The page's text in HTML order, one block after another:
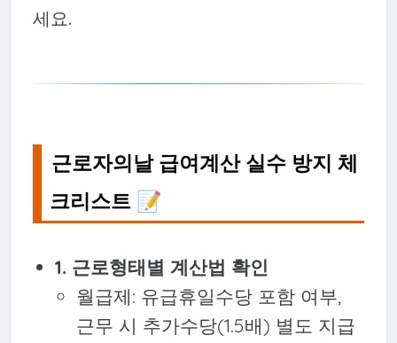
세요.
근로자의날 급여계산 실수 방지 체
크리스트 📝
1. 근로형태별 계산법 확인
월급제: 유급휴일수당 포함 여부,
근무 시 추가수당(1.5배) 별도 지급